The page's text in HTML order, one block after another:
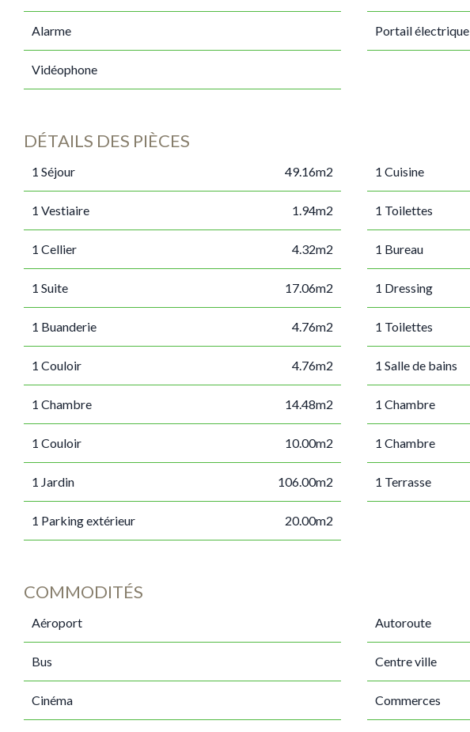
Alarme Portail électrique
Vidéophone
DÉTAILS DES PIÈCES
1 Séjour 49.16m2 1 Cuisine
1 Vestiaire 1.94m2 1 Toilettes
1 Cellier 4.32m2 1 Bureau
1 Suite 17.06m2 1 Dressing
1 Buanderie 4.76m2 1 Toilettes
1 Couloir 4.76m2 1 Salle de bains
1 Chambre 14.48m2 1 Chambre
1 Couloir 10.00m2 1 Chambre
1 Jardin 106.00m2 1 Terrasse
1 Parking extérieur 20.00m2
COMMODITÉS
Aéroport Autoroute
Bus Centre ville
Cinéma Commerces